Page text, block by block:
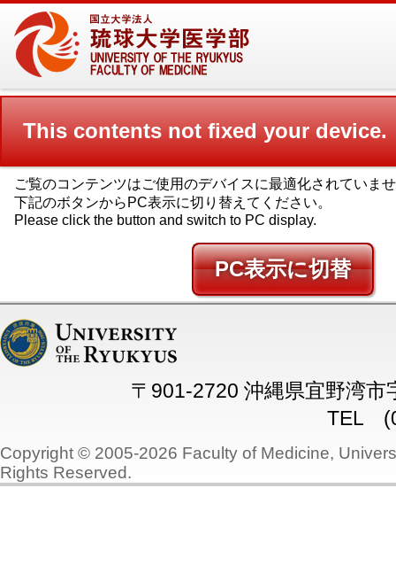
This contents not fixed your device.
ご覧のコンテンツはご使用のデバイスに最適化されていま
下記のボタンからPC表示に切り替えてください。
Please click the button and switch to PC display.
PC
〒901-2720 沖縄県宜野湾市
TEL
Copyright © 2005-2026 Faculty of Medicine,
Rights Reserved.